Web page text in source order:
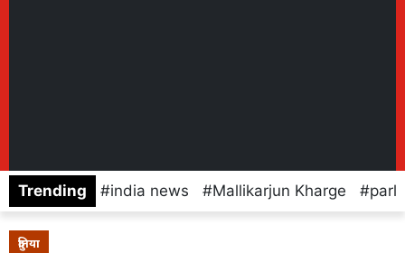
Trending india news Mallikarjun Kharge
दुनिया